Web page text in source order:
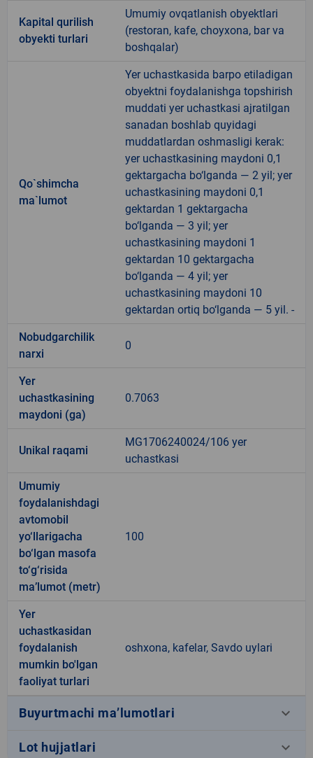
Kapital qurilish
obyekti turlari
Umumiy ovqatlanish obyektlari
(restoran, kafe, choyxona, bar va
boshqalar)
Qo`shimcha
ma`lumot
Yer uchastkasida barpo etiladigan
obyektni foydalanishga topshirish
muddati yer uchastkasi ajratilgan
sanadan boshlab quyidagi
muddatlardan oshmasligi kerak:
yer uchastkasining maydoni 0,1
gektargacha bo‘lganda — 2 yil; yer
uchastkasining maydoni 0,1
gektardan 1 gektargacha
bo‘lganda — 3 yil; yer
uchastkasining maydoni 1
gektardan 10 gektargacha
bo‘lganda — 4 yil; yer
uchastkasining maydoni 10
gektardan ortiq bo‘lganda — 5 yil. -
Nobudgarchilik
narxi
0
Yer
uchastkasining
maydoni (ga)
0.7063
Unikal raqami
MG1706240024/106 yer
uchastkasi
Umumiy
foydalanishdagi
avtomobil
yo‘llarigacha
bo‘lgan masofa
to‘g‘risida
ma’lumot (metr)
100
Yer
uchastkasidan
foydalanish
mumkin bo'lgan
faoliyat turlari
oshxona, kafelar, Savdo uylari
Buyurtmachi ma’lumotlari keyboard_arrow_down
Lot hujjatlari keyboard_arrow_down